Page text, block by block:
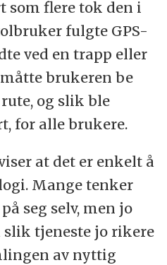
som flere tok den i
fulgte GPS-
ved en trapp eller
brukeren be
og slik ble
for alle brukere.
at det er enkelt å
Mange tenker
seg selv, men jo
slik tjeneste jo rikere
av nyttig